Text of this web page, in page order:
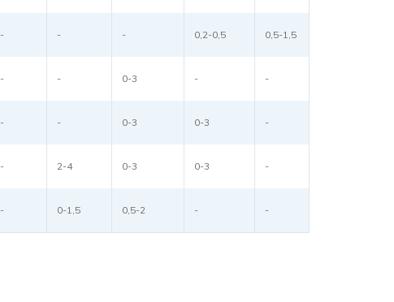
- - - 0,2-0,5 0,5-1,5
- - 0-3 - -
- - 0-3 0-3 -
- 2-4 0-3 0-3 -
- 0-1,5 0,5-2 - -